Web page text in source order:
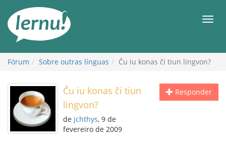
conteúdo
Fórum Sobre outras línguas Ĉu iu konas ĉi tiun lingvon?
Responder
Ĉu iu konas ĉi tiun
lingvon?
de jchthys, 9 de
fevereiro de 2009